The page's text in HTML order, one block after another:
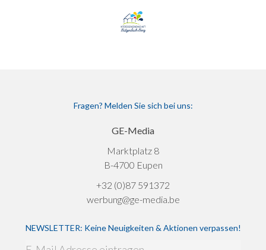
Fragen? Melden Sie sich bei uns:
GE-Media
Marktplatz 8
B-4700 Eupen
+32 (0)87 591372
werbung@ge-media.be
NEWSLETTER: Keine Neuigkeiten & Aktionen verpassen!